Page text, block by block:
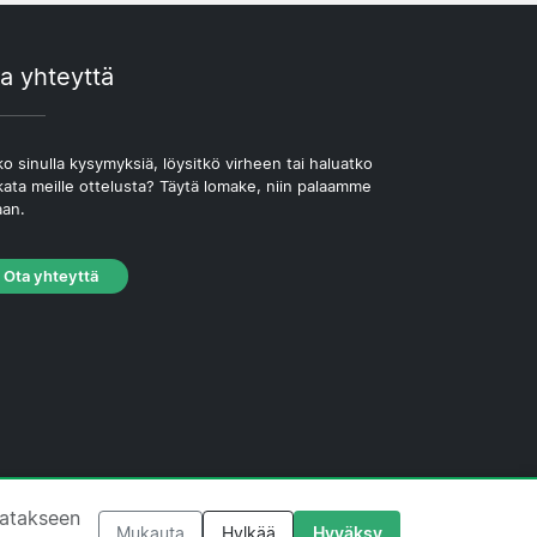
yhteyttä
sinulla kysymyksiä, löysitkö virheen tai haluatko
meille ottelusta? Täytä lomake, niin palaamme
Ota yhteyttä
·Toimituksellinen käytäntö
Mukauta Hylkää Hyväksy